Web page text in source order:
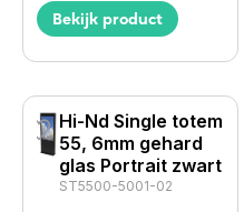
Bekijk product
Hi-Nd Single totem
55, 6mm gehard
glas Portrait zwart
ST5500-5001-02